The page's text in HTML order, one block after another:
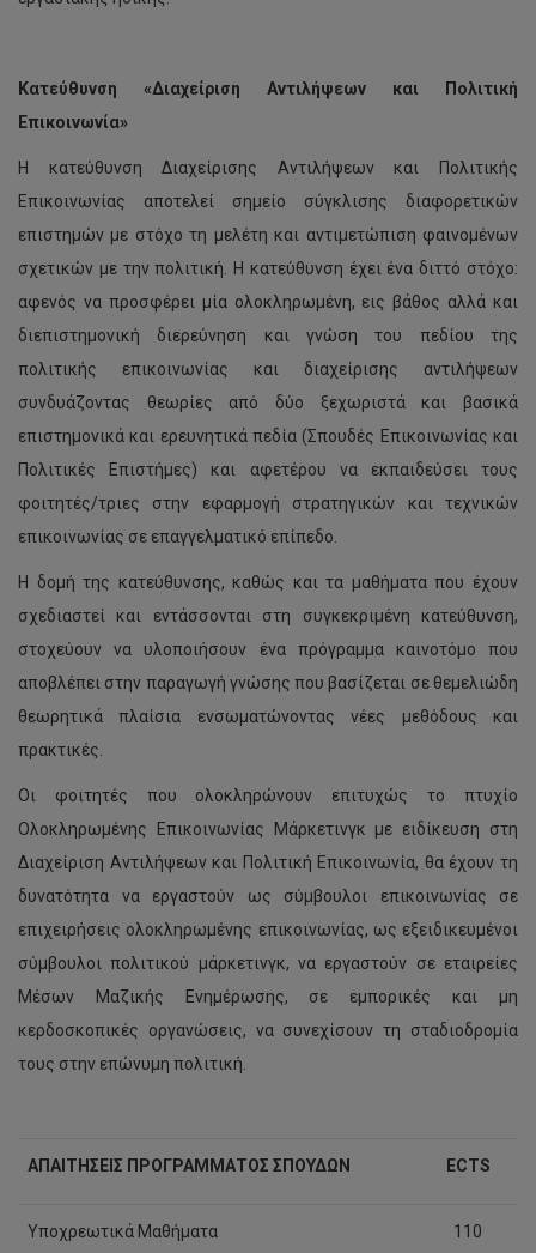
Κατεύθυνση «Διαχείριση Αντιλήψεων και Πολιτική
Επικοινωνία»
Η κατεύθυνση Διαχείρισης Αντιλήψεων και Πολιτικής
Επικοινωνίας αποτελεί σημείο σύγκλισης διαφορετικών
επιστημών με στόχο τη μελέτη και αντιμετώπιση φαινομένων
σχετικών με την πολιτική. Η κατεύθυνση έχει ένα διττό στόχο:
αφενός να προσφέρει μία ολοκληρωμένη, εις βάθος αλλά και
διεπιστημονική διερεύνηση και γνώση του πεδίου της
πολιτικής επικοινωνίας και διαχείρισης αντιλήψεων
συνδυάζοντας θεωρίες από δύο ξεχωριστά και βασικά
επιστημονικά και ερευνητικά πεδία (Σπουδές Επικοινωνίας και
Πολιτικές Επιστήμες) και αφετέρου να εκπαιδεύσει τους
φοιτητές/τριες στην εφαρμογή στρατηγικών και τεχνικών
επικοινωνίας σε επαγγελματικό επίπεδο.
Η δομή της κατεύθυνσης, καθώς και τα μαθήματα που έχουν
σχεδιαστεί και εντάσσονται στη συγκεκριμένη κατεύθυνση,
στοχεύουν να υλοποιήσουν ένα πρόγραμμα καινοτόμο που
αποβλέπει στην παραγωγή γνώσης που βασίζεται σε θεμελιώδη
θεωρητικά πλαίσια ενσωματώνοντας νέες μεθόδους και
πρακτικές.
Οι φοιτητές που ολοκληρώνουν επιτυχώς το πτυχίο
Ολοκληρωμένης Επικοινωνίας Μάρκετινγκ με ειδίκευση στη
Διαχείριση Αντιλήψεων και Πολιτική Επικοινωνία, θα έχουν τη
δυνατότητα να εργαστούν ως σύμβουλοι επικοινωνίας σε
επιχειρήσεις ολοκληρωμένης επικοινωνίας, ως εξειδικευμένοι
σύμβουλοι πολιτικού μάρκετινγκ, να εργαστούν σε εταιρείες
Μέσων Μαζικής Ενημέρωσης, σε εμπορικές και μη
κερδοσκοπικές οργανώσεις, να συνεχίσουν τη σταδιοδρομία
τους στην επώνυμη πολιτική.
ΑΠΑΙΤΗΣΕΙΣ ΠΡΟΓΡΑΜΜΑΤΟΣ ΣΠΟΥΔΩΝ ECTS
Υποχρεωτικά Μαθήματα 110